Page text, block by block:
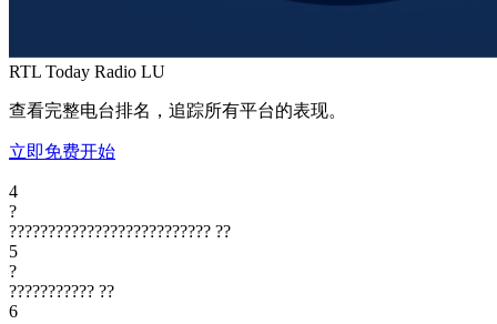
RTL Today Radio LU
查看完整电台排名，追踪所有平台的表现。
立即免费开始
4
?
?????????????????????????? ??
5
?
??????????? ??
6